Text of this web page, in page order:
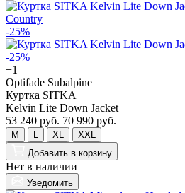
-25%
-25%
+1
Optifade Subalpine
Куртка SITKA
Kelvin Lite Down Jacket
53 240 руб. 70 990 руб.
M XL
XXL
Добавить в корзину
Нет в наличии
Уведомить